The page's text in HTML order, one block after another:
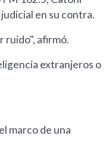
en su contra.
ruido", afirmó.
extranjeros o
marco de una